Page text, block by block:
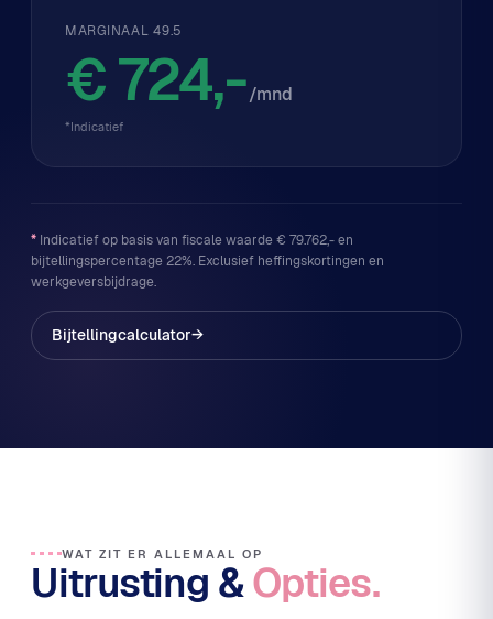
MARGINAAL 49.5
€ 724,-/mnd
*Indicatief
* Indicatief op basis van fiscale waarde € 79.762,- en
bijtellingspercentage 22%. Exclusief heffingskortingen en
werkgeversbijdrage.
Bijtellingcalculator→
WAT ZIT ER ALLEMAAL OP
Uitrusting &Opties.